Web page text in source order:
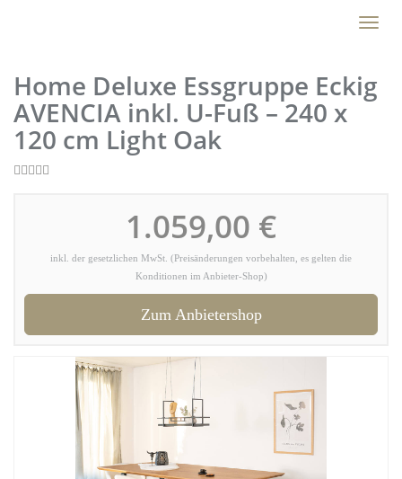
Toggle
Home Deluxe Essgruppe Eckig
AVENCIA inkl. U-Fuß – 240 x
120 cm Light Oak
1.059,00 €
inkl. der gesetzlichen MwSt. (Preisänderungen vorbehalten, es gelten die
Konditionen im Anbieter-Shop)
Zum Anbietershop